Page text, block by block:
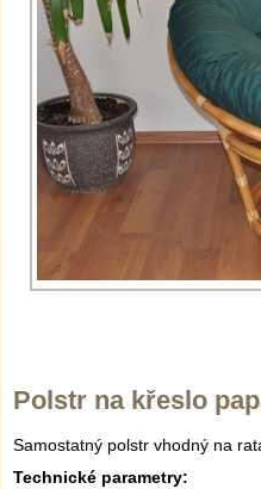
Polstr na křeslo
Samostatný polstr vhodný na
Technické parametry: